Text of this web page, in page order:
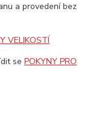
a provedení bez
VELIKOSTÍ
sePOKYNY PRO